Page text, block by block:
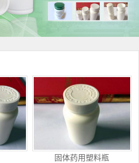
固体药用塑料瓶